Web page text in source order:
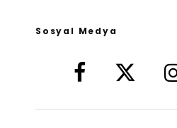
Sosyal Medya